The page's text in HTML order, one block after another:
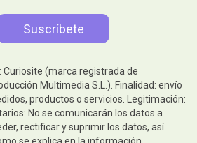
Curiosite (marca registrada de
Multimedia S.L.). Finalidad: envío
productos o servicios. Legitimación:
No se comunicarán los datos a
rectificar y suprimir los datos, así